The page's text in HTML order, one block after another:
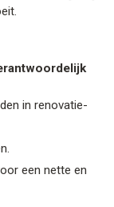
in renovatie-
een nette en